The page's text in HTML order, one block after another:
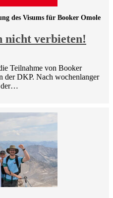
nicht verbieten!
des Visums für Booker Omole
Teilnahme von Booker
der DKP. Nach wochenlanger
der…